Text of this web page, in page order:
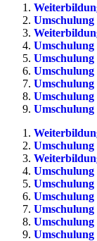
Umschulung
Umschulung